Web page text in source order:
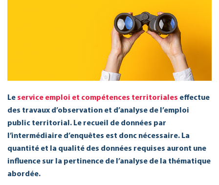
Le service emploi et compétences territoriales effectue
des travaux d’observation et d’analyse de l’emploi
public territorial. Le recueil de données par
l’intermédiaire d’enquêtes est donc nécessaire. La
quantité et la qualité des données requises auront une
influence sur la pertinence de l’analyse de la thématique
abordée.